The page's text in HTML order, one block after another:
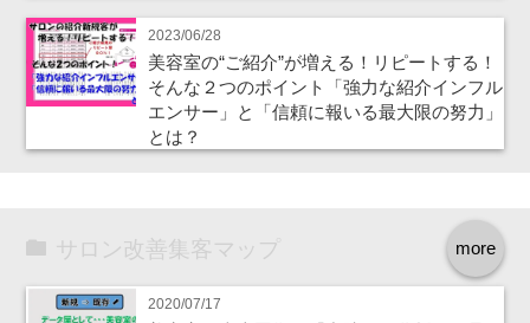
2023/06/28
美容室の“ご紹介”が増える！リピートする！
そんな２つのポイント「強力な紹介インフル
エンサー」と「信頼に報いる最大限の努力」
とは？
more
サロン改善集客マップ
2020/07/17